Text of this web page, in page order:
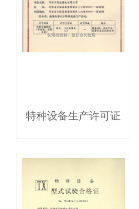
特种设备生产许可证